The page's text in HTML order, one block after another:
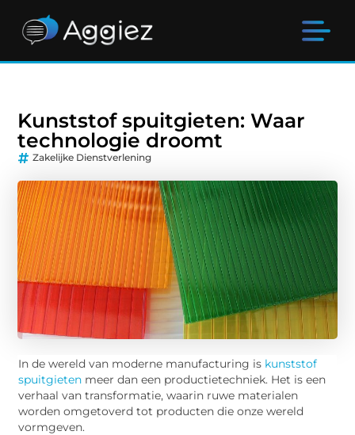
Kunststof spuitgieten: Waar
technologie droomt
Zakelijke Dienstverlening
In de wereld van moderne manufacturing is kunststof
spuitgieten meer dan een productietechniek. Het is een
verhaal van transformatie, waarin ruwe materialen
worden omgetoverd tot producten die onze wereld
vormgeven.